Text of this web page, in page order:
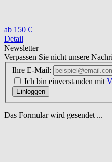
ab 150 €
Detail
Newsletter
Verpassen Sie nicht unsere
Ihre E-Mail:
Ich bin einverstanden mit
Einloggen
Das Formular wird gesendet ...